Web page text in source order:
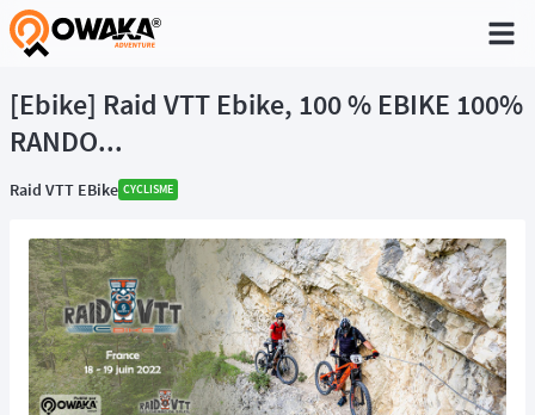
®
[Ebike] Raid VTT Ebike, 100 % EBIKE 100%
RANDO...
Raid VTT EBike CYCLISME